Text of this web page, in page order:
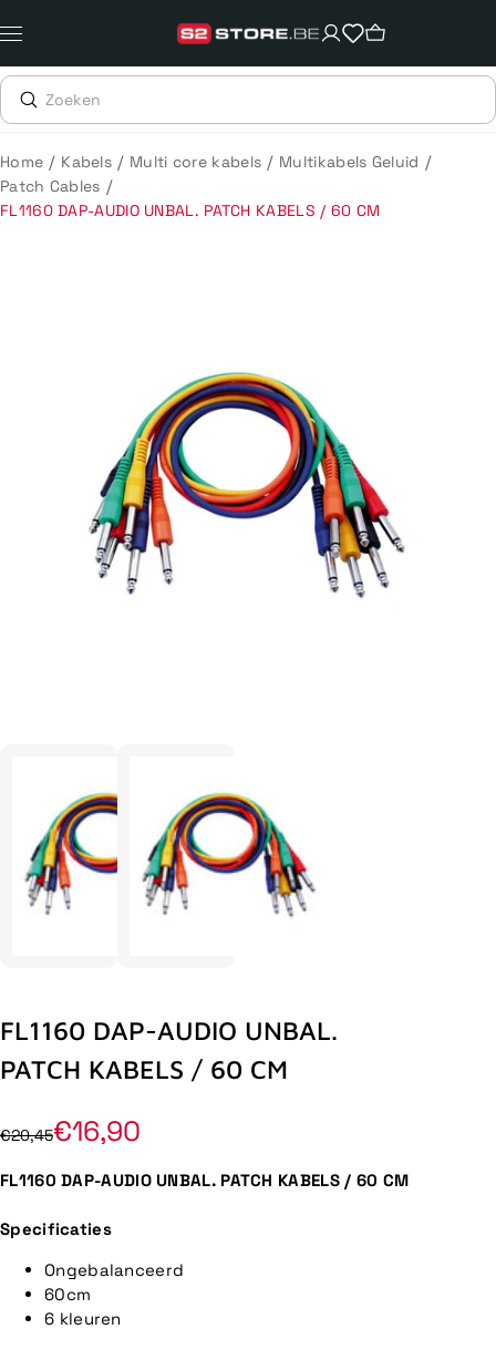
naar
content
Home / Kabels / Multi core kabels / Multikabels Geluid /
Patch Cables /
FL1160 DAP-AUDIO UNBAL. PATCH KABELS / 60 CM
FL1160 DAP-AUDIO UNBAL.
PATCH KABELS / 60 CM
€20,45€16,90
FL1160 DAP-AUDIO UNBAL. PATCH KABELS / 60 CM
Specificaties
Ongebalanceerd
60cm
6 kleuren